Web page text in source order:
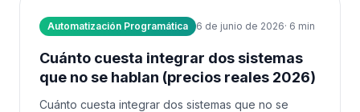
Automatización Programática 6 de junio de 2026· 6 min
Cuánto cuesta integrar dos sistemas
que no se hablan (precios reales 2026)
Cuánto cuesta integrar dos sistemas que no se